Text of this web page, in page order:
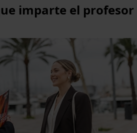
imparte el profesor